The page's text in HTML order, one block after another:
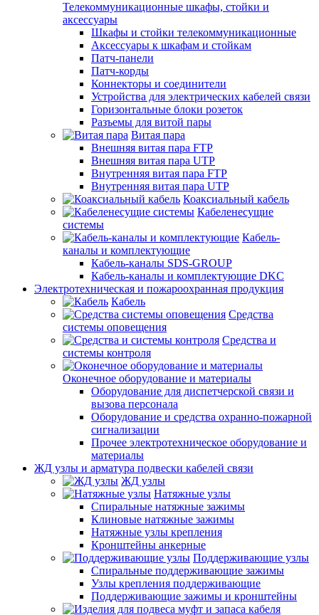
Телекоммуникационные шкафы, стойки и
аксессуары
Шкафы и стойки телекоммуникационные
Аксессуары к шкафам и стойкам
Патч-панели
Патч-корды
Коннекторы и соединители
Устройства для электрических кабелей связи
Горизонтальные блоки розеток
Разъемы для витой пары
Витая пара
Внешняя витая пара FTP
Внешняя витая пара UTP
Внутренняя витая пара FTP
Внутренняя витая пара UTP
Коаксиальный кабель
Кабеленесущие
системы
Кабель-
каналы и комплектующие
Кабель-каналы SDS-GROUP
Кабель-каналы и комплектующие DKC
Электротехническая и пожароохранная продукция
Кабель
Средства
системы оповещения
Средства и
системы контроля
Оконечное оборудование и материалы
Оборудование для диспетчерской связи и
вызова персонала
Оборудование и средства охранно-пожарной
сигнализации
Прочее электротехническое оборудование и
материалы
ЖД узлы и арматура подвески кабелей связи
ЖД узлы
Натяжные узлы
Спиральные натяжные зажимы
Клиновые натяжные зажимы
Натяжные узлы крепления
Кронштейны анкерные
Поддерживающие узлы
Спиральные поддерживающие зажимы
Узлы крепления поддерживающие
Поддерживающие зажимы и кронштейны